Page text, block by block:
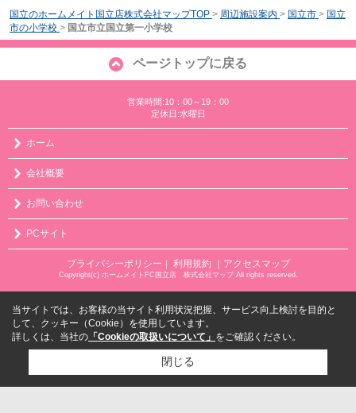
国立のホームメイト国立店株式会社マップTOP > 周辺施設案内 > 国立市 > 国立
市の小学校 > 国立市立国立第一小学校
ページトップに戻る
営業時間:10：00～19：00
定休日:水曜日
ホーム
会社概要
お問い合わせ
PCサイト
プライバシーポリシー ｜ 利用規約 ｜アクセスマップ
Copyright(c) ホームメイトFC国立店 株式会社マップ All rights reserved.
当サイトでは、お客様の当サイト利用状況把握、サービス向上検討を目的と
して、クッキー（Cookie）を使用しています。
詳しくは、当社の 「Cookieの取扱いについて」 をご確認ください。
閉じる